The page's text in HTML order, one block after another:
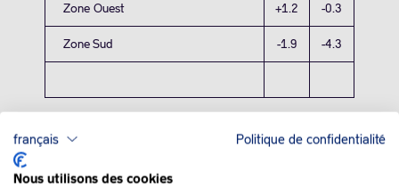
Zone Ouest +1.2 -0.3
Zone Sud -1.9 -4.3
français Politique de confidentialité
Nous utilisons des cookies